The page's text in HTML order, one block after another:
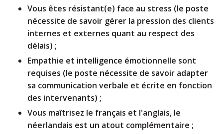
Vous êtes résistant(e) face au stress (le poste
nécessite de savoir gérer la pression des clients
internes et externes quant au respect des
délais) ;
Empathie et intelligence émotionnelle sont
requises (le poste nécessite de savoir adapter
sa communication verbale et écrite en fonction
des intervenants) ;
Vous maîtrisez le français et l'anglais, le
néerlandais est un atout complémentaire ;